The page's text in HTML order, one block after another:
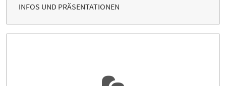
INFOS UND PRÄSENTATIONEN